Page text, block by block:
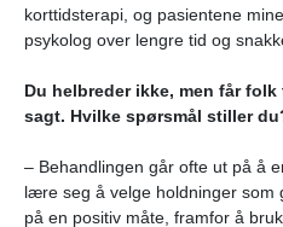
korttidsterapi, og pasientene
psykolog over lengre tid og
Du helbreder ikke, men får
sagt. Hvilke spørsmål stiller
– Behandlingen går ofte ut på å
lære seg å velge holdninger som
på en positiv måte, framfor å